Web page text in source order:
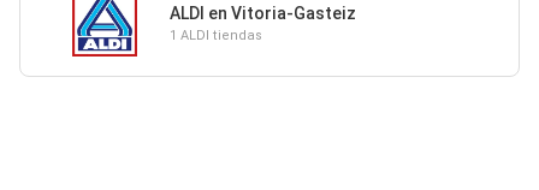
ALDI en Vitoria-Gasteiz
1 ALDI tiendas